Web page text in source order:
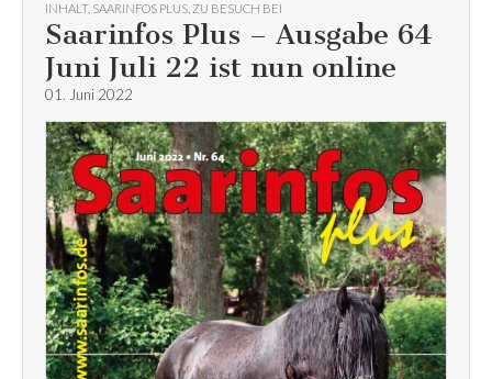
INHALT, SAARINFOS PLUS ZU BESUCH BEI
Saarinfos Plus – Ausgabe 64
Juni Juli 22 ist nun online
01. Juni 2022